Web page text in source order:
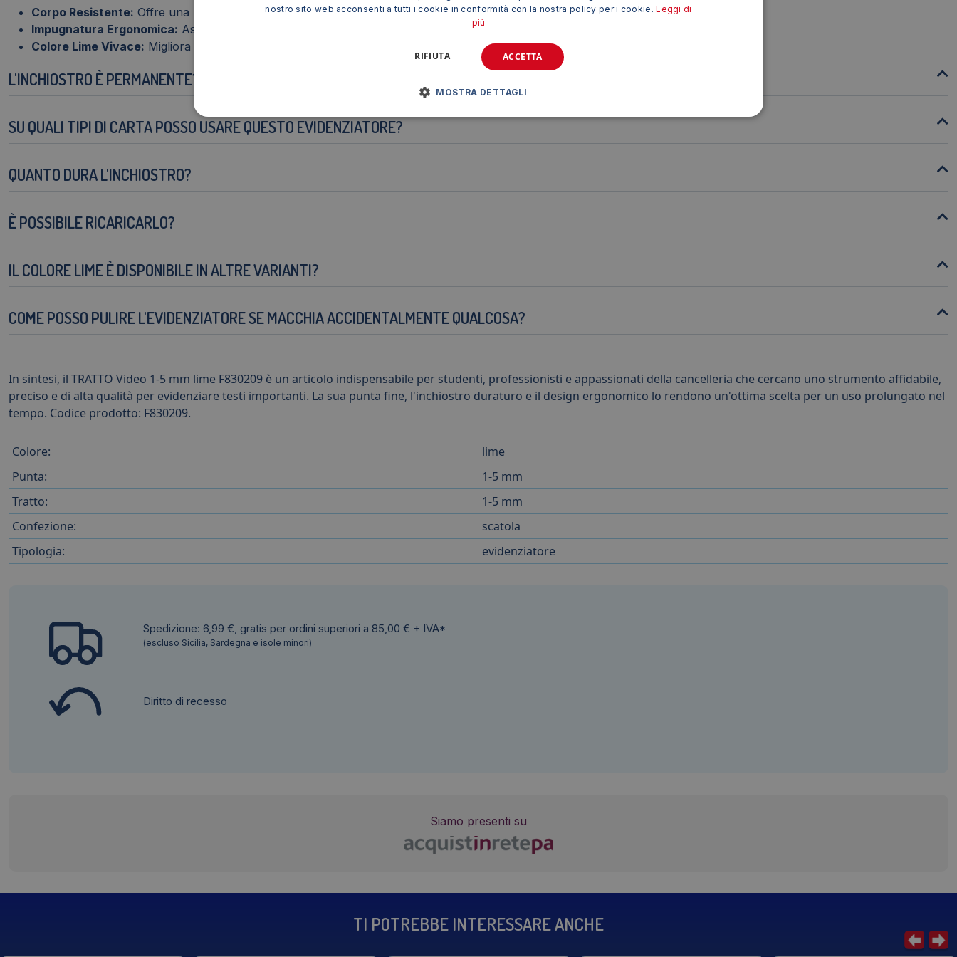
Corpo Resistente: Offre una protezione efficace contro urti e cadute.
Impugnatura Ergonomica: Assicura un comfort ottimale durante l'uso.
Colore Lime Vivace: Migliora la visibilità e facilita l'individuazione del prodotto.
L'INCHIOSTRO È PERMANENTE?
SU QUALI TIPI DI CARTA POSSO USARE QUESTO EVIDENZIATORE?
QUANTO DURA L'INCHIOSTRO?
È POSSIBILE RICARICARLO?
IL COLORE LIME È DISPONIBILE IN ALTRE VARIANTI?
COME POSSO PULIRE L'EVIDENZIATORE SE MACCHIA ACCIDENTALMENTE QUALCOSA?
In sintesi, il TRATTO Video 1-5 mm lime F830209 è un articolo indispensabile per studenti, professionisti e appassionati della cancelleria che cercano uno strumento affidabile,
preciso e di alta qualità per evidenziare testi importanti. La sua punta fine, l'inchiostro duraturo e il design ergonomico lo rendono un'ottima scelta per un uso prolungato nel
tempo. Codice prodotto: F830209.
Colore:
lime
Punta:
1-5 mm
Tratto:
1-5 mm
Confezione:
scatola
Tipologia:
evidenziatore
Spedizione: 6,99 €, gratis per ordini superiori a 85,00 € + IVA*
(escluso Sicilia, Sardegna e isole minori)
Diritto di recesso
Siamo presenti su
TI POTREBBE INTERESSARE ANCHE
nostro sito web acconsenti a tutti i cookie in conformità con la nostra policy per i cookie.Leggi di
più
ACCETTA
RIFIUTA
MOSTRA DETTAGLI